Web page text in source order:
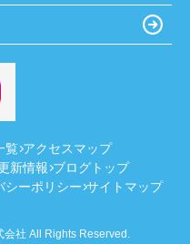
覧 アクセスマップ
新情報 ブログトップ
シーポリシー サイトマップ
会社 All Rights Reserved.